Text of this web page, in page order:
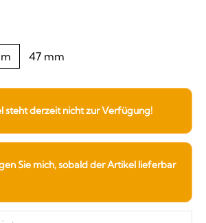
47 mm
steht derzeit nicht zur Verfügung!
Sie mich, sobald der Artikel lieferbar